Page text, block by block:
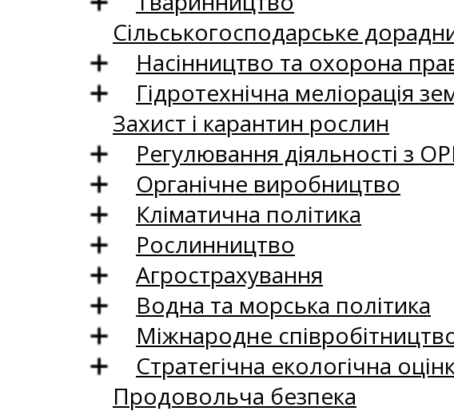
Сільськогосподарське
Насінництво та охорона
Гідротехнічна меліорація
Захист і карантин рослин
Регулювання діяльності з
Органічне виробництво
Кліматична політика
Рослинництво
Агрострахування
Водна та морська політика
Міжнародне
Стратегічна екологічна
Продовольча безпека